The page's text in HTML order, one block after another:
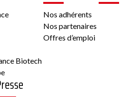
Voir la fiche
Biotech
Nos adhérents
Nos partenaires
Offres d’emploi